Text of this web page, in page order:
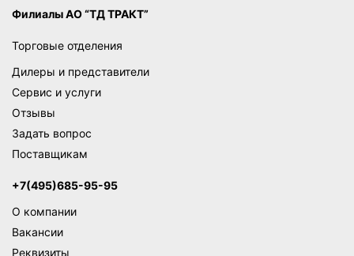
Филиалы АО “ТД ТРАКТ”
Торговые отделения
Дилеры и представители
Сервис и услуги
Отзывы
Задать вопрос
Поставщикам
+7(495)685-95-95
О компании
Вакансии
Реквизиты